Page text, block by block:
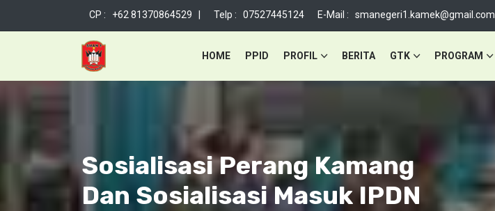
CP : +62 81370864529 | Telp : 07527445124 E-Mail : smanegeri1.kamek@gmail.com
HOME PPID PROFIL BERITA GTK PROGRAM
Sosialisasi Perang Kamang
Dan Sosialisasi Masuk IPDN